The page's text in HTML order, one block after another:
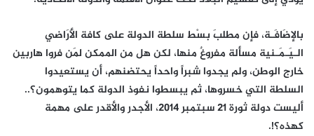
بالإضَافَـة، فإن مطلبَ بسْط سلطة الدولة على كافة الأَرَاضي
الـيَـمَـنية مسألة مفروغٌ منها، لكن هل من الممكن لمَن فروا هاربين
خارج الوطن، ولم يجدوا شبراً واحداً يحتضنهم، أن يستعيدوا
السلطة التي خسروها، ثم يبسطوا نفوذ الدولة كما يتوهمون؟..
أليست دولة ثورة 21 سبتمبر 2014، الأجدر والأقدر على مهمة
كهذه؟!.